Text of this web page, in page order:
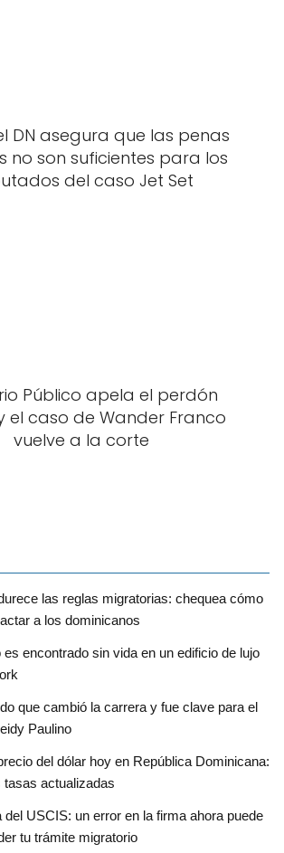
DN asegura que las penas
no son suficientes para los
del caso Jet Set
Público apela el perdón
el caso de Wander Franco
vuelve a la corte
las reglas migratorias: chequea cómo
a los dominicanos
es encontrado sin vida en un edificio de lujo
que cambió la carrera y fue clave para el
Paulino
del dólar hoy en República Dominicana:
tasas actualizadas
del USCIS: un error en la firma ahora puede
tu trámite migratorio